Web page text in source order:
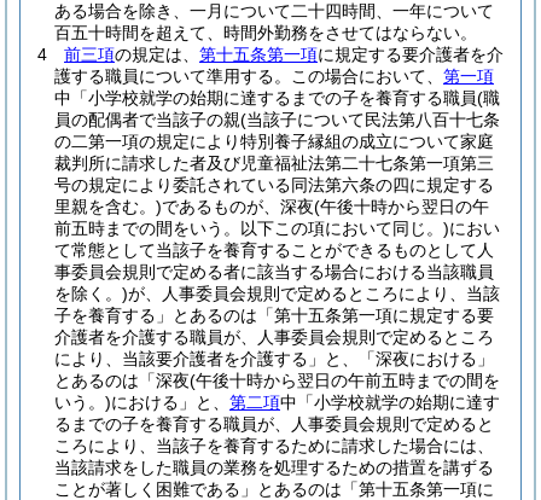
ある場合を除き、一月について二十四時間、一年について
百五十時間を超えて、時間外勤務をさせてはならない。
4
前三項の規定は、 第十五条第一項に規定する要介護者を介
護する職員について準用する。
この場合において、 第一項
中「小学校就学の始期に達するまでの子を養育する職員(職
員の配偶者で当該子の親(当該子について民法第八百十七条
の二第一項の規定により特別養子縁組の成立について家庭
裁判所に請求した者及び児童福祉法第二十七条第一項第三
号の規定により委託されている同法第六条の四に規定する
里親を含む。)であるものが、深夜(午後十時から翌日の午
前五時までの間をいう。以下この項において同じ。)におい
て常態として当該子を養育することができるものとして人
事委員会規則で定める者に該当する場合における当該職員
を除く。)が、人事委員会規則で定めるところにより、当該
子を養育する」とあるのは「第十五条第一項に規定する要
介護者を介護する職員が、人事委員会規則で定めるところ
により、当該要介護者を介護する」と、「深夜における」
とあるのは「深夜(午後十時から翌日の午前五時までの間を
いう。)における」と、 第二項中「小学校就学の始期に達す
るまでの子を養育する職員が、人事委員会規則で定めると
ころにより、当該子を養育するために請求した場合には、
当該請求をした職員の業務を処理するための措置を講ずる
ことが著しく困難である」とあるのは「第十五条第一項に